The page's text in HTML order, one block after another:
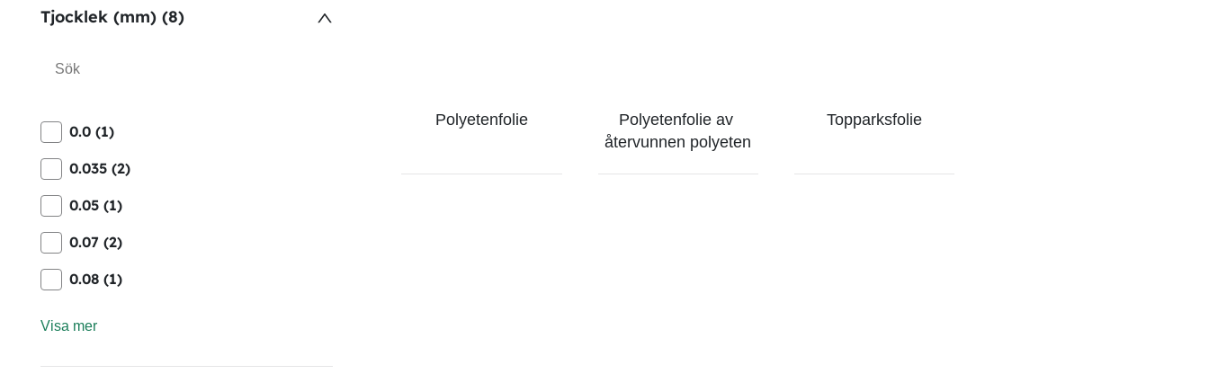
Tjocklek (mm) (8)
0.0 (1)
0.035 (2)
0.05 (1)
0.07 (2)
0.08 (1)
Visa mer
Polyetenfolie
Polyetenfolie av
återvunnen polyeten
Topparksfolie